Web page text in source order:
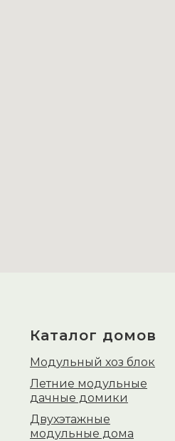
Каталог домов
Модульный хоз блок
Летние модульные
дачные домики
Двухэтажные
модульные дома